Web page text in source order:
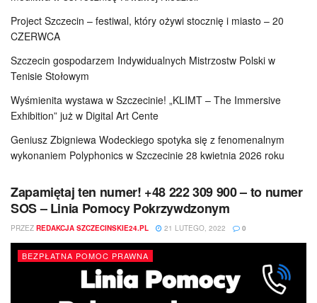
Project Szczecin – festiwal, który ożywi stocznię i miasto – 20
CZERWCA
Szczecin gospodarzem Indywidualnych Mistrzostw Polski w
Tenisie Stołowym
Wyśmienita wystawa w Szczecinie! „KLIMT – The Immersive
Exhibition” już w Digital Art Cente
Geniusz Zbigniewa Wodeckiego spotyka się z fenomenalnym
wykonaniem Polyphonics w Szczecinie 28 kwietnia 2026 roku
Zapamiętaj ten numer! +48 222 309 900 – to numer
SOS – Linia Pomocy Pokrzywdzonym
PRZEZ REDAKCJA SZCZECINSKIE24.PL 21 LUTEGO, 2022 0
BEZPŁATNA POMOC PRAWNA